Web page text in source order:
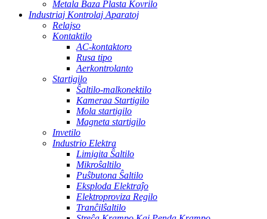
Metala Baza Plasta Kovrilo
Industriaj Kontrolaj Aparatoj
Relajso
Kontaktilo
AC-kontaktoro
Rusa tipo
Aerkontrolanto
Startigilo
Ŝaltilo-malkonektilo
Kameraa Startigilo
Mola startigilo
Magneta startigilo
Invetilo
Industrio Elektra
Limigita Ŝaltilo
Mikroŝaltilo
Puŝbutona Ŝaltilo
Eksploda Elektraĵo
Elektroproviza Regilo
Tranĉilŝaltilo